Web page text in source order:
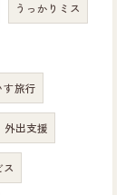
うっかりミス
す旅行
外出支援